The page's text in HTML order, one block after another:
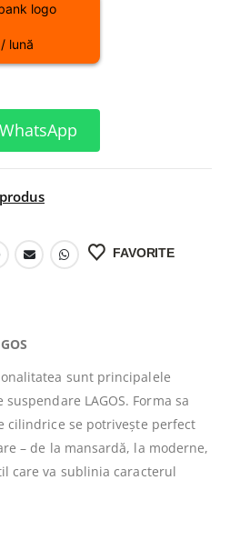
lună
FAVORITE
sunt principalele
LAGOS. Forma sa
cilindrice se potrivește perfect
– de la mansardă, la moderne,
care va sublinia caracterul